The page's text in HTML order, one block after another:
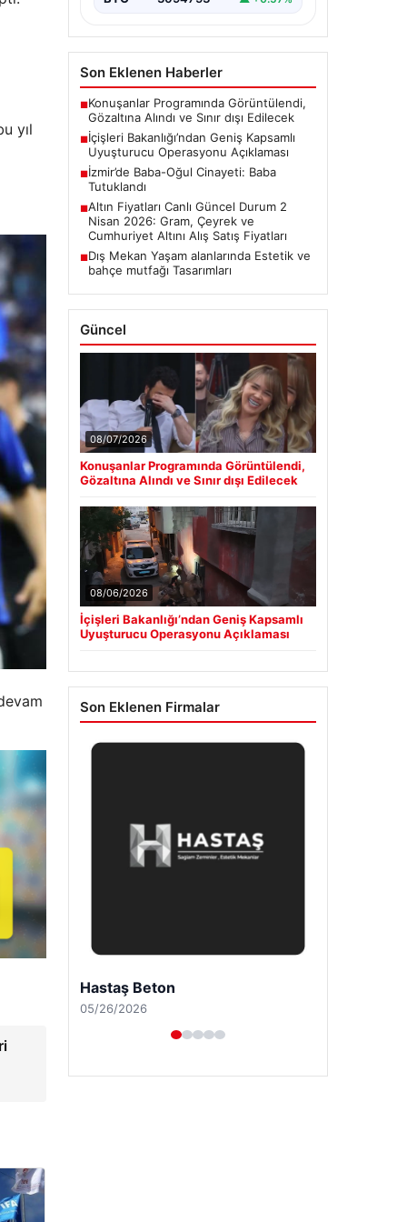
yıl
Son Eklenen Haberler
■Konuşanlar Programında Görüntülendi,
Gözaltına Alındı ve Sınır dışı Edilecek
■İçişleri Bakanlığı’ndan Geniş Kapsamlı
Uyuşturucu Operasyonu Açıklaması
■İzmir’de Baba-Oğul Cinayeti: Baba
Tutuklandı
■Altın Fiyatları Canlı Güncel Durum 2
Nisan 2026: Gram, Çeyrek ve
Cumhuriyet Altını Alış Satış Fiyatları
■Dış Mekan Yaşam alanlarında Estetik ve
bahçe mutfağı Tasarımları
Güncel
08/07/2026
Konuşanlar Programında Görüntülendi,
Gözaltına Alındı ve Sınır dışı Edilecek
08/06/2026
İçişleri Bakanlığı’ndan Geniş Kapsamlı
Uyuşturucu Operasyonu Açıklaması
Son Eklenen Firmalar
Enes Kaplan Avukatlık Bürosu
04/28/2026